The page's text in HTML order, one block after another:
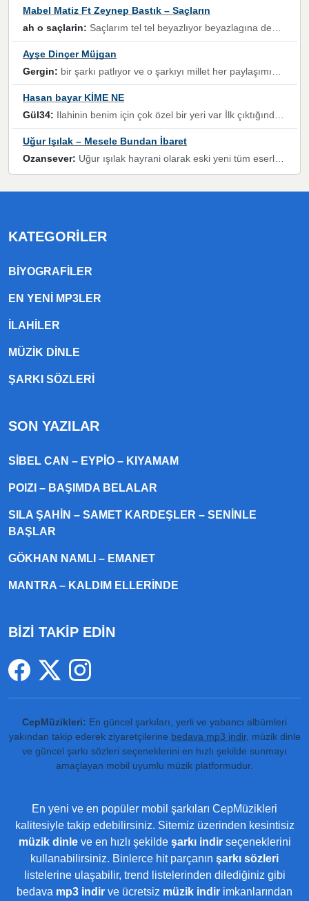
Mabel Matiz Ft Zeynep Bastık – Saçların
ah o saçlarin: Saçlarım tel tel beyazlıyor beyazlagına degil yanımda sen yoksun ona üzülüyorum günler bir bir geçiyor geçen günlere değil sensiz geçen günlere darılıyorum,Dinledikce asla kavusamayacagim ama asla unutamicagim sevdiğim adam için yanar içim
Ayşe Dinçer Müjgan
Gergin: bir şarkı patlıyor ve o şarkıyı millet her paylaşımın altına koyuyor ve öyle bir durum hal alıyor ki şarkıyı dinlemeden şarkıdan bikıyorsun Ama bu enteresan bir şekilde dillere dolanıyor millet olarak seviyoruz dertlerle boğuşurken bir yandan da göbek atmayi))) diyeceklerim bu kadar güzel hoş bir sayfa emeğinize sağlık arkadaşlar kolay gelsin
Hasan bayar KİME NE
Gül34: Ilahinin benim için çok özel bir yeri var İlk çıktığında komşum ne kadar yüksek sesle dinliyorsa orada duymuştum ve YouTube'dan aratıp Bu ilahiyi bulmuştum ve sonra müdavimi oldum günlük Ben de 3-5 kere dinleyip ezberleyip artık ilahiye bende eşlik ediyorum yüksek sesle Allah razı olsun hizmet nimettir Rabbim sizin zahmetlerinize de hayırlı nimetler versin Selam ve dua ile Allah'a emanet olun
Uğur Işılak – Mesele Bundan İbaret
Ozansever: Uğur ışılak hayrani olarak eski yeni tüm eserlerini keyifle huzurla dinleyenlerden birisiyim, emeğine saygı duyan gönül veren bunu en güzel şekilde sevenlerine ulaştıran siz değerli sayfa yöneticilerine de teşekkür ederim
KATEGORILER
BIYOGRAFILER
EN YENI MP3LER
ILAHILER
MÜZIK DINLE
ŞARKI SÖZLERI
SON YAZILAR
SIBEL CAN – EYPIO – KIYAMAM
POIZI – BAŞIMDA BELALAR
SILA ŞAHIN – SAMET KARDEŞLER – SENINLE
BAŞLAR
GÖKHAN NAMLI – EMANET
MANTRA – KALDIM ELLERINDE
BİZİ TAKİP EDİN
CepMüzikleri: En güncel şarkıları, yerli ve yabancı albümleri
yakından takip ederek ziyaretçilerine bedava mp3 indir, müzik dinle
ve güncel şarkı sözleri seçeneklerini en hızlı şekilde sunmayı
amaçlayan mobil uyumlu müzik platformudur.
En yeni ve en popüler mobil şarkıları CepMüzikleri
kalitesiyle takip edebilirsiniz. Sitemiz üzerinden kesintisiz
müzik dinleve en hızlı şekilde şarkı indirseçeneklerini
kullanabilirsiniz. Binlerce hit parçanın şarkı sözleri
listelerine ulaşabilir, trend listelerinden dilediğiniz gibi
bedava mp3 indir ve ücretsiz müzik indir imkanlarından